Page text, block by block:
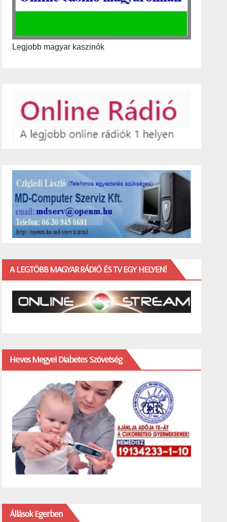
Legjobb magyar kaszinók
A LEGTÖBB MAGYAR RÁDIÓ ÉS TV EGY HELYEN!
Heves Megyei Diabetes Szövetség
Állások Egerben